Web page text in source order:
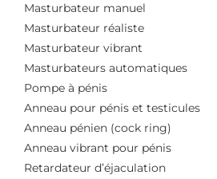
Masturbateur manuel
Masturbateur réaliste
Masturbateur vibrant
Masturbateurs automatiques
Pompe à pénis
Anneau pour pénis et testicules
Anneau pénien (cock ring)
Anneau vibrant pour pénis
Retardateur d’éjaculation